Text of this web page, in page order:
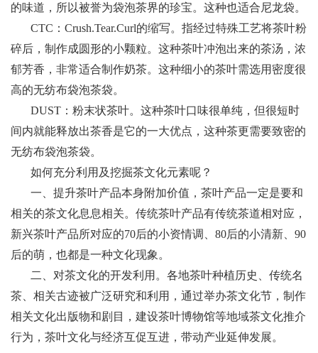
的味道，所以被誉为袋泡茶界的珍宝。这种也适合尼龙袋。
CTC：Crush.Tear.Curl的缩写。指经过特殊工艺将茶叶粉
碎后，制作成圆形的小颗粒。这种茶叶冲泡出来的茶汤，浓
郁芳香，非常适合制作奶茶。这种细小的茶叶需选用密度很
高的无纺布袋泡茶袋。
DUST：粉末状茶叶。这种茶叶口味很单纯，但很短时
间内就能释放出茶香是它的一大优点，这种茶更需要致密的
无纺布袋泡茶袋。
如何充分利用及挖掘茶文化元素呢？
一、提升茶叶产品本身附加价值，茶叶产品一定是要和
相关的茶文化息息相关。传统茶叶产品有传统茶道相对应，
新兴茶叶产品所对应的70后的小资情调、80后的小清新、90
后的萌，也都是一种文化现象。
二、对茶文化的开发利用。各地茶叶种植历史、传统名
茶、相关古迹被广泛研究和利用，通过举办茶文化节，制作
相关文化出版物和剧目，建设茶叶博物馆等地域茶文化推介
行为，茶叶文化与经济互促互进，带动产业延伸发展。